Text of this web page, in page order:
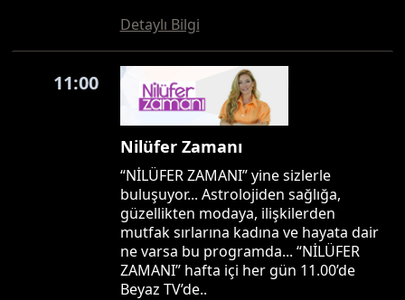
Detaylı Bilgi
11:00
Nilüfer Zamanı
“NİLÜFER ZAMANI” yine sizlerle
buluşuyor... Astrolojiden sağlığa,
güzellikten modaya, ilişkilerden
mutfak sırlarına kadına ve hayata dair
ne varsa bu programda... “NİLÜFER
ZAMANI” hafta içi her gün 11.00’de
Beyaz TV’de..